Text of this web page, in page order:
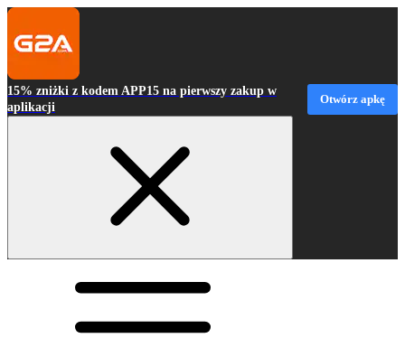
15% zniżki z kodem APP15 na pierwszy zakup w
aplikacji
Otwórz apkę